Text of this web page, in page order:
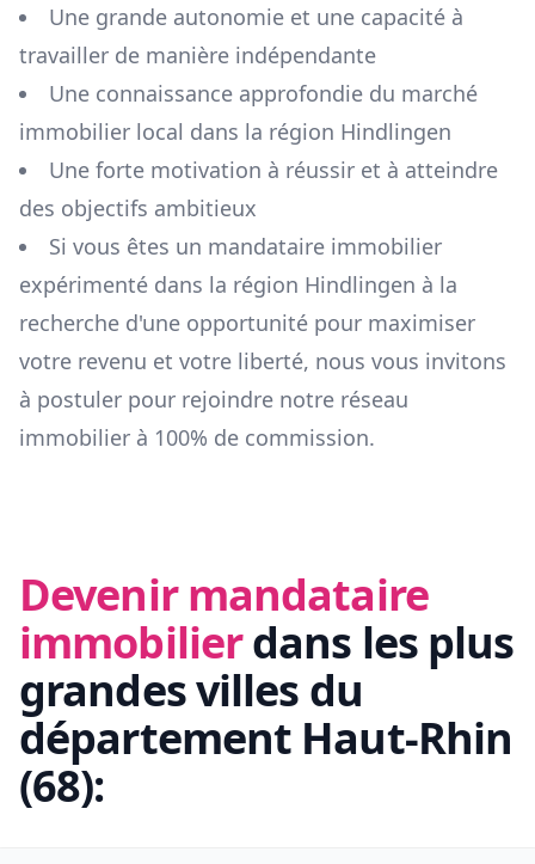
Une grande autonomie et une capacité à
travailler de manière indépendante
Une connaissance approfondie du marché
immobilier local dans la région Hindlingen
Une forte motivation à réussir et à atteindre
des objectifs ambitieux
Si vous êtes un mandataire immobilier
expérimenté dans la région Hindlingen à la
recherche d'une opportunité pour maximiser
votre revenu et votre liberté, nous vous invitons
à postuler pour rejoindre notre réseau
immobilier à 100% de commission.
Devenir mandataire
immobilierdans les plus
grandes villes du
département Haut-Rhin
(68):